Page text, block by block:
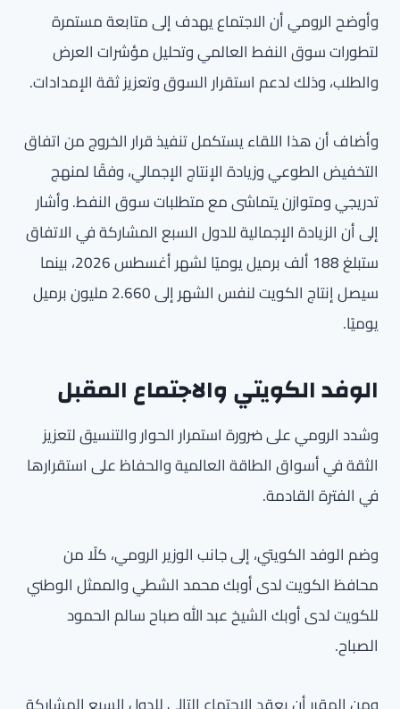
وأوضح الرومي أن الاجتماع يهدف إلى متابعة مستمرة
لتطورات سوق النفط العالمي وتحليل مؤشرات العرض
والطلب، وذلك لدعم استقرار السوق وتعزيز ثقة الإمدادات.
وأضاف أن هذا اللقاء يستكمل تنفيذ قرار الخروج من اتفاق
التخفيض الطوعي وزيادة الإنتاج الإجمالي، وفقًا لمنهج
تدريجي ومتوازن يتماشى مع متطلبات سوق النفط. وأشار
إلى أن الزيادة الإجمالية للدول السبع المشاركة في الاتفاق
ستبلغ 188 ألف برميل يوميًا لشهر أغسطس 2026، بينما
سيصل إنتاج الكويت لنفس الشهر إلى 2.660 مليون برميل
يوميًا.
الوفد الكويتي والاجتماع المقبل
وشدد الرومي على ضرورة استمرار الحوار والتنسيق لتعزيز
الثقة في أسواق الطاقة العالمية والحفاظ على استقرارها
في الفترة القادمة.
وضم الوفد الكويتي، إلى جانب الوزير الرومي، كلًا من
محافظ الكويت لدى أوبك محمد الشطي والممثل الوطني
للكويت لدى أوبك الشيخ عبد الله صباح سالم الحمود
الصباح.